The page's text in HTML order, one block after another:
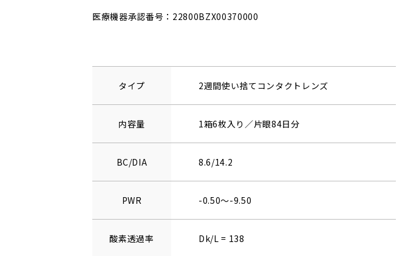
医療機器承認番号：22800BZX00370000
タイプ 2週間使い捨てコンタクトレンズ
内容量 1箱6枚入り／片眼84日分
BC/DIA 8.6/14.2
PWR -0.50～-9.50
酸素透過率 Dk/L = 138